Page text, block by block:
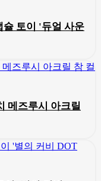
토이 '듀얼 사운
메즈루시 아크릴